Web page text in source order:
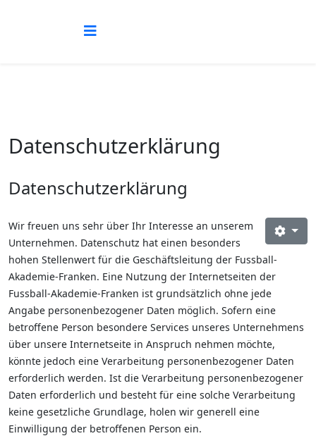
Datenschutzerklärung
Datenschutzerklärung
Wir freuen uns sehr über Ihr Interesse an unserem
Unternehmen. Datenschutz hat einen besonders
hohen Stellenwert für die Geschäftsleitung der Fussball-
Akademie-Franken. Eine Nutzung der Internetseiten der
Fussball-Akademie-Franken ist grundsätzlich ohne jede
Angabe personenbezogener Daten möglich. Sofern eine
betroffene Person besondere Services unseres Unternehmens
über unsere Internetseite in Anspruch nehmen möchte,
könnte jedoch eine Verarbeitung personenbezogener Daten
erforderlich werden. Ist die Verarbeitung personenbezogener
Daten erforderlich und besteht für eine solche Verarbeitung
keine gesetzliche Grundlage, holen wir generell eine
Einwilligung der betroffenen Person ein.